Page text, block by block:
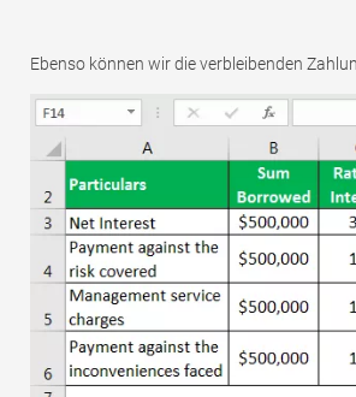
Ebenso können wir die verbleibenden